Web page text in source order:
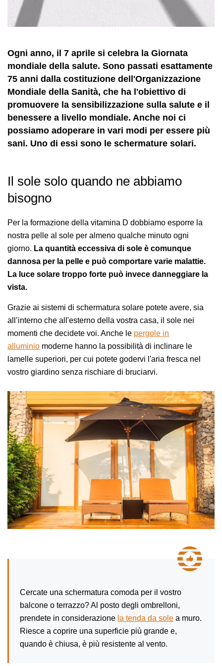
Ogni anno, il 7 aprile si celebra la Giornata
mondiale della salute. Sono passati esattamente
75 anni dalla costituzione dell'Organizzazione
Mondiale della Sanità, che ha l'obiettivo di
promuovere la sensibilizzazione sulla salute e il
benessere a livello mondiale. Anche noi ci
possiamo adoperare in vari modi per essere più
sani. Uno di essi sono le schermature solari.
Il sole solo quando ne abbiamo
bisogno
Per la formazione della vitamina D dobbiamo esporre la
nostra pelle al sole per almeno qualche minuto ogni
giorno. La quantità eccessiva di sole è comunque
dannosa per la pelle e può comportare varie malattie.
La luce solare troppo forte può invece danneggiare la
vista.
Grazie ai sistemi di schermatura solare potete avere, sia
all’interno che all'esterno della vostra casa, il sole nei
momenti che decidete voi. Anche le pergole in
alluminio moderne hanno la possibilità di inclinare le
lamelle superiori, per cui potete godervi l'aria fresca nel
vostro giardino senza rischiare di bruciarvi.
Cercate una schermatura comoda per il vostro
balcone o terrazzo? Al posto degli ombrelloni,
prendete in considerazione la tenda da sole a muro.
Riesce a coprire una superficie più grande e,
quando è chiusa, è più resistente al vento.